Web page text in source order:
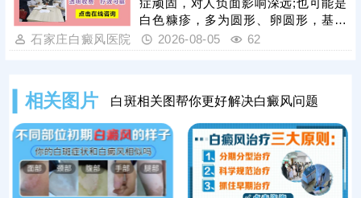
量与频次。同时要做好光疗后皮肤护
理，治疗后皮肤屏障脆弱，需严格规
避阳光暴晒，防止二次损伤诱发水
症顽固，对人负面影响深远;也可能是
白色糠疹，多为圆形、卵圆形，基本
可自行消退，影响不大。可以结合伍
德灯、三维皮肤ct白斑专项检查诊
方，加强护理保健，助力皮肤颜色还
原。
石家庄白癜风医院 2026-08-05 62
相关图片 白斑相关图帮你更好解决白癜风问题